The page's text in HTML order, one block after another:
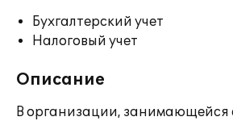
Бухгалтерский учет
Налоговый учет
Описание
В организации, занимающейся